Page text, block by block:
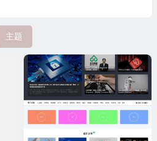
主题